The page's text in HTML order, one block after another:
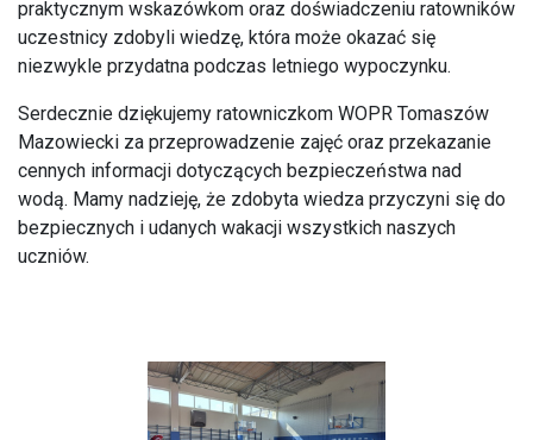
praktycznym wskazówkom oraz doświadczeniu ratowników
uczestnicy zdobyli wiedzę, która może okazać się
niezwykle przydatna podczas letniego wypoczynku.
Serdecznie dziękujemy ratowniczkom WOPR Tomaszów
Mazowiecki za przeprowadzenie zajęć oraz przekazanie
cennych informacji dotyczących bezpieczeństwa nad
wodą. Mamy nadzieję, że zdobyta wiedza przyczyni się do
bezpiecznych i udanych wakacji wszystkich naszych
uczniów.